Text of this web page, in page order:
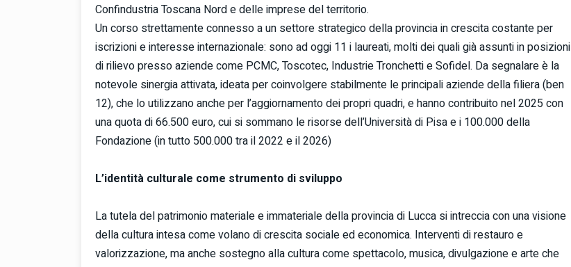
Confindustria Toscana Nord e delle imprese del territorio.
Un corso strettamente connesso a un settore strategico della provincia in crescita costante per
iscrizioni e interesse internazionale: sono ad oggi 11 i laureati, molti dei quali già assunti in posizioni
di rilievo presso aziende come PCMC, Toscotec, Industrie Tronchetti e Sofidel. Da segnalare è la
notevole sinergia attivata, ideata per coinvolgere stabilmente le principali aziende della filiera (ben
12), che lo utilizzano anche per l’aggiornamento dei propri quadri, e hanno contribuito nel 2025 con
una quota di 66.500 euro, cui si sommano le risorse dell’Università di Pisa e i 100.000 della
Fondazione (in tutto 500.000 tra il 2022 e il 2026)
L’identità culturale come strumento di sviluppo
La tutela del patrimonio materiale e immateriale della provincia di Lucca si intreccia con una visione
della cultura intesa come volano di crescita sociale ed economica. Interventi di restauro e
valorizzazione, ma anche sostegno alla cultura come spettacolo, musica, divulgazione e arte che